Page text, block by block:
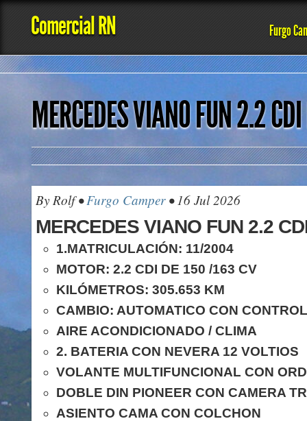
Comercial RN Furgo
MERCEDES VIANO FUN 2.2
By Rolf •Furgo Camper• 16 Jul 2026
MERCEDES VIANO FUN 2.2
1.MATRICULACIÓN: 11/2004
MOTOR: 2.2 CDI DE 150 /163 CV
KILÓMETROS: 305.653 KM
CAMBIO: AUTOMATICO CON
AIRE ACONDICIONADO / CLIMA
2. BATERIA CON NEVERA 12 VOLTIOS
VOLANTE MULTIFUNCIONAL CON
DOBLE DIN PIONEER CON CAMERA
ASIENTO CAMA CON COLCHON